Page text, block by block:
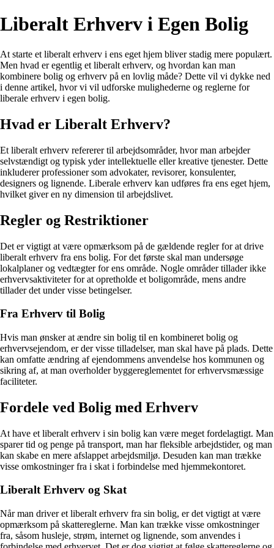
Liberalt Erhverv i Egen Bolig
At starte et liberalt erhverv i ens eget hjem bliver stadig mere populært.
Men hvad er egentlig et liberalt erhverv, og hvordan kan man
kombinere bolig og erhverv på en lovlig måde? Dette vil vi dykke ned
i denne artikel, hvor vi vil udforske mulighederne og reglerne for
liberale erhverv i egen bolig.
Hvad er Liberalt Erhverv?
Et liberalt erhverv refererer til arbejdsområder, hvor man arbejder
selvstændigt og typisk yder intellektuelle eller kreative tjenester. Dette
inkluderer professioner som advokater, revisorer, konsulenter,
designers og lignende. Liberale erhverv kan udføres fra ens eget hjem,
hvilket giver en ny dimension til arbejdslivet.
Regler og Restriktioner
Det er vigtigt at være opmærksom på de gældende regler for at drive
liberalt erhverv fra ens bolig. For det første skal man undersøge
lokalplaner og vedtægter for ens område. Nogle områder tillader ikke
erhvervsaktiviteter for at opretholde et boligområde, mens andre
tillader det under visse betingelser.
Fra Erhverv til Bolig
Hvis man ønsker at ændre sin bolig til en kombineret bolig og
erhvervsejendom, er der visse tilladelser, man skal have på plads. Dette
kan omfatte ændring af ejendommens anvendelse hos kommunen og
sikring af, at man overholder byggereglementet for erhvervsmæssige
faciliteter.
Fordele ved Bolig med Erhverv
At have et liberalt erhverv i sin bolig kan være meget fordelagtigt. Man
sparer tid og penge på transport, man har fleksible arbejdstider, og man
kan skabe en mere afslappet arbejdsmiljø. Desuden kan man trække
visse omkostninger fra i skat i forbindelse med hjemmekontoret.
Liberalt Erhverv og Skat
Når man driver et liberalt erhverv fra sin bolig, er det vigtigt at være
opmærksom på skattereglerne. Man kan trække visse omkostninger
fra, såsom husleje, strøm, internet og lignende, som anvendes i